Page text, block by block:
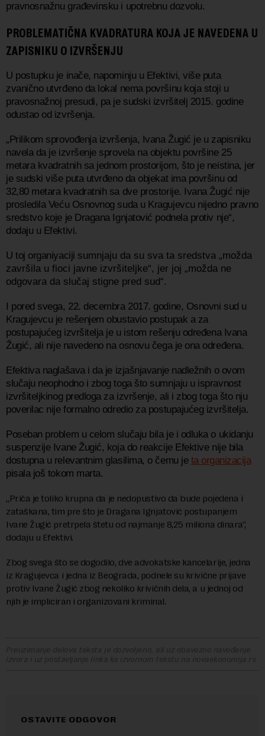
pravnosnažnu građevinsku i upotrebnu dozvolu.
PROBLEMATIČNA KVADRATURA KOJA JE NAVEDENA U
ZAPISNIKU O IZVRŠENJU
U postupku je inače, napominju u Efektivi, više puta
zvanično utvrđeno da lokal nema površinu koja stoji u
pravosnažnoj presudi, pa je sudski izvršitelj 2015. godine
odustao od izvršenja.
„Prilikom sprovođenja izvršenja, Ivana Žugić je u zapisniku
navela da je izvršenje sprovela na objektu površine 25
metara kvadratnih sa jednom prostorijom, što je neistina, jer
je sudski više puta utvrđeno da objekat ima površinu od
32,80 metara kvadratnih sa dve prostorije. Ivana Žugić nije
prosledila Veću Osnovnog suda u Kragujevcu nijedno pravno
sredstvo koje je Dragana Ignjatović podnela protiv nje“,
dodaju u Efektivi.
U toj organiyaciji sumnjaju da su sva ta sredstva „možda
završila u fioci javne izvršiteljke“, jer joj „možda ne
odgovara da slučaj stigne pred sud“.
I pored svega, 22. decembra 2017. godine, Osnovni sud u
Kragujevcu je rešenjem obustavio postupak a za
postupajućeg izvršitelja je u istom rešenju određena Ivana
Žugić, ali nije navedeno na osnovu čega je ona određena.
Efektiva naglašava i da je izjašnjavanje nadležnih o ovom
slučaju neophodno i zbog toga što sumnjaju u ispravnost
izvršiteljkinog predloga za izvršenje, ali i zbog toga što nju
poverilac nije formalno odredio za postupajućeg izvršitelja.
Poseban problem u celom slučaju bila je i odluka o ukidanju
suspenzije Ivane Žugić, koja do reakcije Efektive nije bila
dostupna u relevantnim glasilima, o čemu je ta organizacija
pisala još tokom marta.
„Priča je toliko krupna da je nedopustivo da bude pojedena i
zataškana, tim pre što je Dragana Ignjatović postupanjem
Ivane Žugić pretrpela štetu od najmanje 8,25 miliona dinara“,
dodaju u Efektivi.
Zbog svega što se dogodilo, dve advokatske kancelarije, jedna
iz Kragujevca i jedna iz Beograda, podnele su krivične prijave
protiv Ivane Žugić zbog nekoliko krivičnih dela, a u jednoj od
njih je impliciran i organizovani kriminal.
Preuzimanje delova teksta je dozvoljeno, ali uz obavezno navođenje
izvora i uz postavljanje linka ka izvornom tekstu na novaekonomija.rs
OSTAVITE ODGOVOR